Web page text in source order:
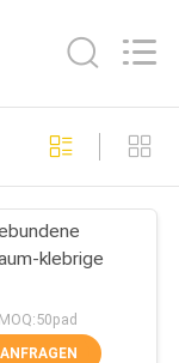
148
klebrige